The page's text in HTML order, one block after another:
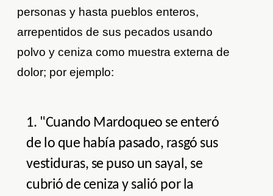
personas y hasta pueblos enteros,
arrepentidos de sus pecados usando
polvo y ceniza como muestra externa de
dolor; por ejemplo:
1. "Cuando Mardoqueo se enteró
de lo que había pasado, rasgó sus
vestiduras, se puso un sayal, se
cubrió de ceniza y salió por la